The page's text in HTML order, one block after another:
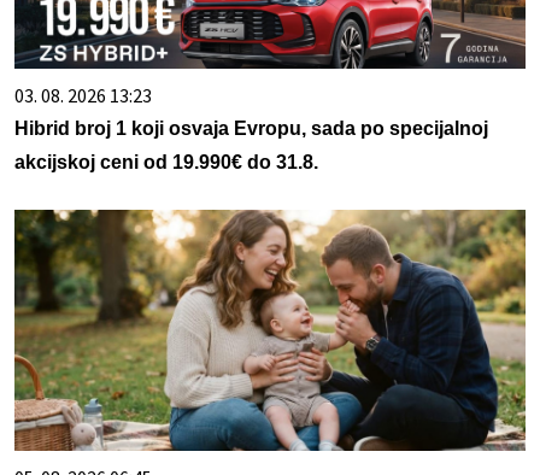
03. 08. 2026 13:23
Hibrid broj 1 koji osvaja Evropu, sada po specijalnoj
akcijskoj ceni od 19.990€ do 31.8.